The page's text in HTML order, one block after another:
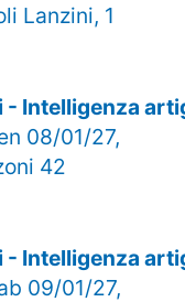
Lanzini, 1
- Intelligenza
08/01/27,
42
- Intelligenza
09/01/27,